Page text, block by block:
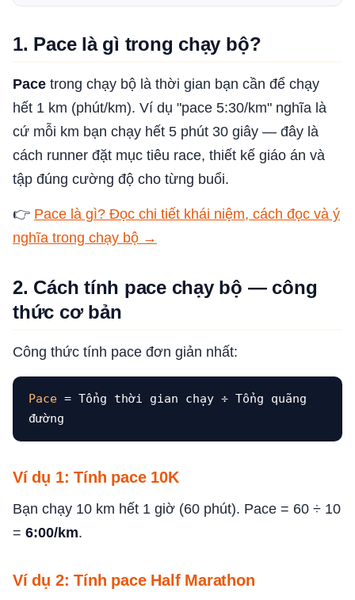
1. Pace là gì trong chạy bộ?
Pace trong chạy bộ là thời gian bạn cần để chạy
hết 1 km (phút/km). Ví dụ "pace 5:30/km" nghĩa là
cứ mỗi km bạn chạy hết 5 phút 30 giây — đây là
cách runner đặt mục tiêu race, thiết kế giáo án và
tập đúng cường độ cho từng buổi.
👉 Pace là gì? Đọc chi tiết khái niệm, cách đọc và ý
nghĩa trong chạy bộ →
2. Cách tính pace chạy bộ — công
thức cơ bản
Công thức tính pace đơn giản nhất:
Pace = Tổng thời gian chạy ÷ Tổng quãng
đường
Ví dụ 1: Tính pace 10K
Bạn chạy 10 km hết 1 giờ (60 phút). Pace = 60 ÷ 10
= 6:00/km.
Ví dụ 2: Tính pace Half Marathon